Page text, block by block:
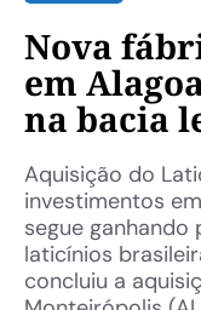
Nova
em
na bacia
Aquisição do
investimentos
segue
laticínios
concluiu a